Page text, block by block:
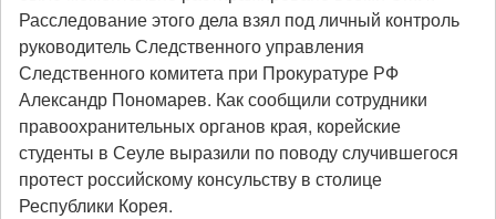
Расследование этого дела взял под личный контроль
руководитель Следственного управления
Следственного комитета при Прокуратуре РФ
Александр Пономарев. Как сообщили сотрудники
правоохранительных органов края, корейские
студенты в Сеуле выразили по поводу случившегося
протест российскому консульству в столице
Республики Корея.